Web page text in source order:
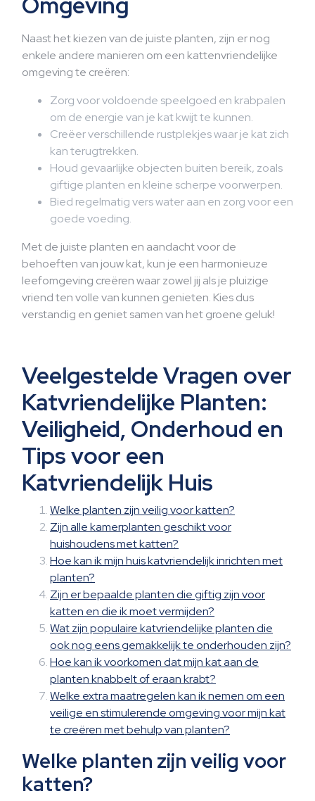
Naast het kiezen van de juiste planten, zijn er nog
enkele andere manieren om een kattenvriendelijke
omgeving te creëren:
Zorg voor voldoende speelgoed en krabpalen
om de energie van je kat kwijt te kunnen.
Creëer verschillende rustplekjes waar je kat zich
kan terugtrekken.
Houd gevaarlijke objecten buiten bereik, zoals
giftige planten en kleine scherpe voorwerpen.
Bied regelmatig vers water aan en zorg voor een
goede voeding.
Met de juiste planten en aandacht voor de
behoeften van jouw kat, kun je een harmonieuze
leefomgeving creëren waar zowel jij als je pluizige
vriend ten volle van kunnen genieten. Kies dus
verstandig en geniet samen van het groene geluk!
Veelgestelde Vragen over
Katvriendelijke Planten:
Veiligheid, Onderhoud en
Tips voor een
Katvriendelijk Huis
Welke planten zijn veilig voor katten?
Zijn alle kamerplanten geschikt voor
huishoudens met katten?
Hoe kan ik mijn huis katvriendelijk inrichten met
planten?
Zijn er bepaalde planten die giftig zijn voor
katten en die ik moet vermijden?
Wat zijn populaire katvriendelijke planten die
ook nog eens gemakkelijk te onderhouden zijn?
Hoe kan ik voorkomen dat mijn kat aan de
planten knabbelt of eraan krabt?
Welke extra maatregelen kan ik nemen om een
veilige en stimulerende omgeving voor mijn kat
te creëren met behulp van planten?
Welke planten zijn veilig voor
katten?